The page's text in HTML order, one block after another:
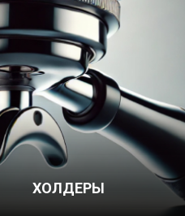
ХОЛДЕРЫ